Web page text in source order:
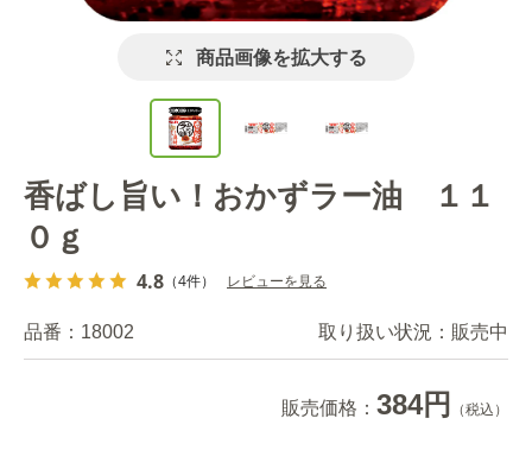
商品画像を拡大する
香ばし旨い！おかずラー油 １１
０ｇ
4.8 （4件） レビューを見る
品番： 18002 取り扱い状況： 販売中
販売価格： 384円 （税込）